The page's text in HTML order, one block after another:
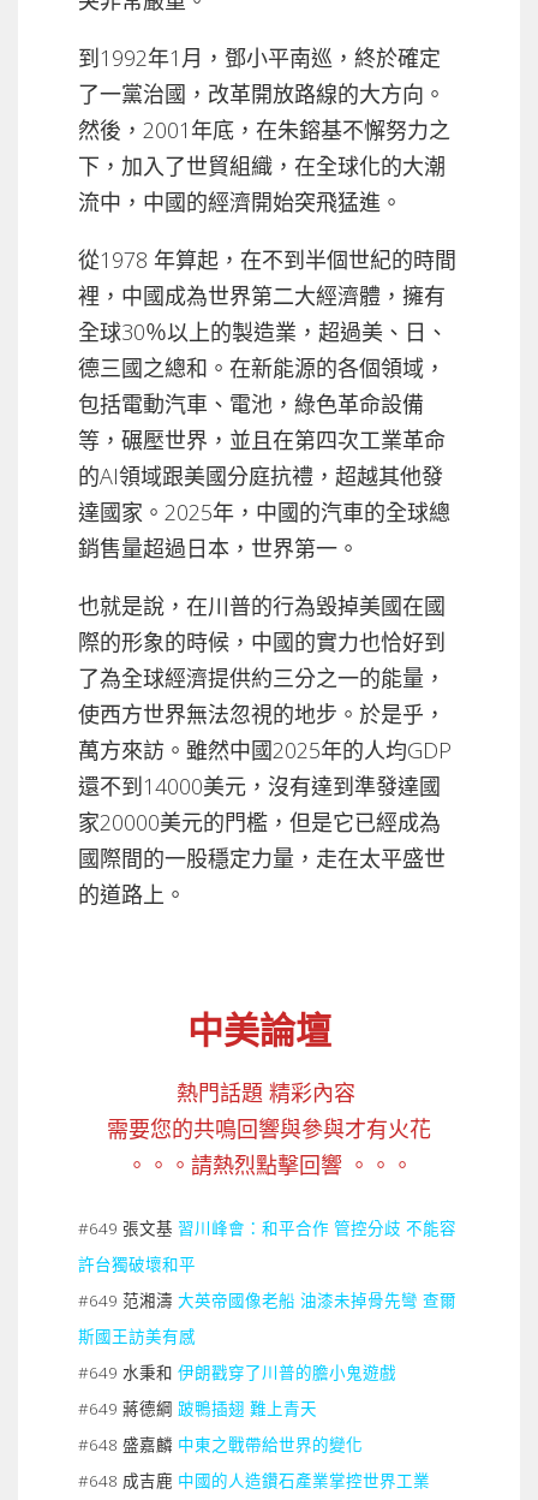
到1992年1月，鄧小平南巡，終於確定
了一黨治國，改革開放路線的大方向。
然後，2001年底，在朱鎔基不懈努力之
下，加入了世貿組織，在全球化的大潮
流中，中國的經濟開始突飛猛進。
從1978 年算起，在不到半個世紀的時間
裡，中國成為世界第二大經濟體，擁有
全球30％以上的製造業，超過美、日、
德三國之總和。在新能源的各個領域，
包括電動汽車、電池，綠色革命設備
等，碾壓世界，並且在第四次工業革命
的AI領域跟美國分庭抗禮，超越其他發
達國家。2025年，中國的汽車的全球總
銷售量超過日本，世界第一。
也就是說，在川普的行為毀掉美國在國
際的形象的時候，中國的實力也恰好到
了為全球經濟提供約三分之一的能量，
使西方世界無法忽視的地步。於是乎，
萬方來訪。雖然中國2025年的人均GDP
還不到14000美元，沒有達到準發達國
家20000美元的門檻，但是它已經成為
國際間的一股穩定力量，走在太平盛世
的道路上。
中美論壇
熱門話題 精彩內容
需要您的共鳴回響與參與才有火花
。。。請熱烈點擊回響 。。。
#649 張文基 習川峰會：和平合作 管控分歧 不能容
許台獨破壞和平
#649 范湘濤 大英帝國像老船 油漆未掉骨先彎 查爾
斯國王訪美有感
#649 水秉和 伊朗戳穿了川普的膽小鬼遊戲
#649 蔣德綱 跛鴨插翅 難上青天
#648 盛嘉麟 中東之戰帶給世界的變化
#648 成吉鹿 中國的人造鑽石產業掌控世界工業